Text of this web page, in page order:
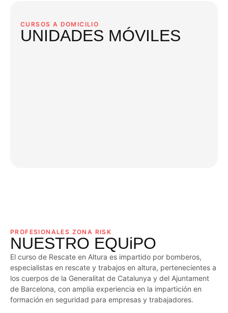
CURSOS A DOMICILIO
UNIDADES MÓVILES
PROFESIONALES ZONA RISK
NUESTRO EQUiPO
El curso de Rescate en Altura es impartido por bomberos,
especialistas en rescate y trabajos en altura, pertenecientes a
los cuerpos de la Generalitat de Catalunya y del Ajuntament
de Barcelona, con amplia experiencia en la impartición en
formación en seguridad para empresas y trabajadores.